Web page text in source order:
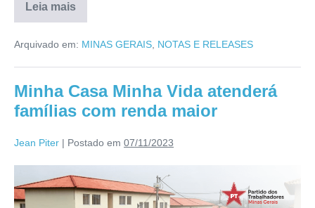
Leia mais
Arquivado em: MINAS GERAIS, NOTAS E RELEASES
Minha Casa Minha Vida atenderá
famílias com renda maior
Jean Piter | Postado em 07/11/2023